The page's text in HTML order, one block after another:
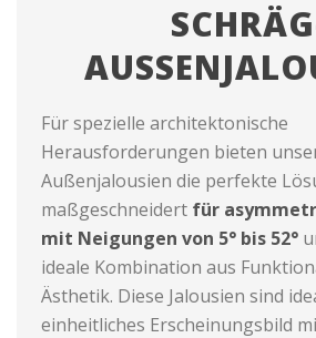
Für spezielle architektonische
Herausforderungen bieten
Außenjalousien die perfekte
maßgeschneidert für
mit Neigungen von 5° bis 52°
ideale Kombination aus
Ästhetik. Diese Jalousien sind
einheitliches Erscheinungsbild